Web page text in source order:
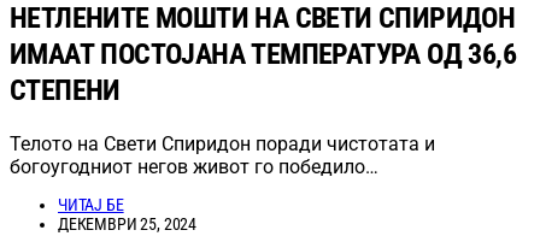
НЕТЛЕНИТЕ МОШТИ НА СВЕТИ СПИРИДОН
ИМААТ ПОСТОЈАНА ТЕМПЕРАТУРА ОД 36,6
СТЕПЕНИ
Телото на Свети Спиридон поради чистотата и
богоугодниот негов живот го победило…
ЧИТАЈ БЕ
ДЕКЕМВРИ 25, 2024